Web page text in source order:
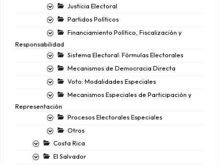
Justicia Electoral
Partidos Políticos
Financiamiento Político, Fiscalización y
Responsabilidad
Sistema Electoral: Fórmulas Electorales
Mecanismos de Democracia Directa
Voto: Modalidades Especiales
Mecanismos Especiales de Participación y
Representación
Procesos Electorales Especiales
Otros
Costa Rica
El Salvador